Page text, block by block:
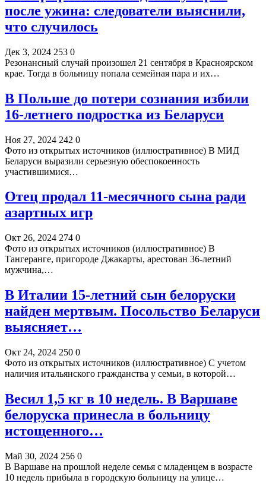
после ужина: следователи выяснили,
что случилось
Дек 3, 2024 253 0
Резонансный случай произошел 21 сентября в Красноярском
крае. Тогда в больницу попала семейная пара и их…
В Польше до потери сознания избили
16-летнего подростка из Беларуси
Ноя 27, 2024 242 0
Фото из открытых источников (иллюстративное) В МИД
Беларуси выразили серьезную обеспокоенность
участившимися…
Отец продал 11-месячного сына ради
азартных игр
Окт 26, 2024 274 0
Фото из открытых источников (иллюстративное) В
Тангеранге, пригороде Джакарты, арестован 36-летний
мужчина,…
В Италии 15-летний сын белоруски
найден мертвым. Посольство Беларуси
выясняет…
Окт 24, 2024 250 0
Фото из открытых источников (иллюстративное) С учетом
наличия итальянского гражданства у семьи, в которой…
Весил 1,5 кг в 10 недель. В Варшаве
белоруска принесла в больницу
истощенного…
Май 30, 2024 256 0
В Варшаве на прошлой неделе семья с младенцем в возрасте
10 недель прибыла в городскую больницу на улице…